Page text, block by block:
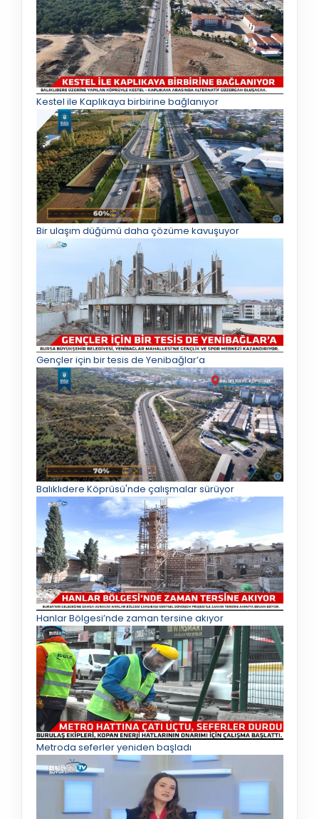
Kestel ile Kaplıkaya birbirine bağlanıyor
Bir ulaşım düğümü daha çözüme kavuşuyor
Gençler için bir tesis de Yenibağlar’a
Balıklıdere Köprüsü'nde çalışmalar sürüyor
Hanlar Bölgesi’nde zaman tersine akıyor
Metroda seferler yeniden başladı